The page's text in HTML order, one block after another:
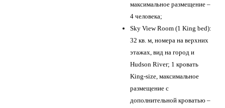
максимальное размещение –
4 человека;
Sky View Room (1 King bed):
32 кв. м, номера на верхних
этажах, вид на город и
Hudson River; 1 кровать
King-size, максимальное
размещение с
дополнительной кроватью –